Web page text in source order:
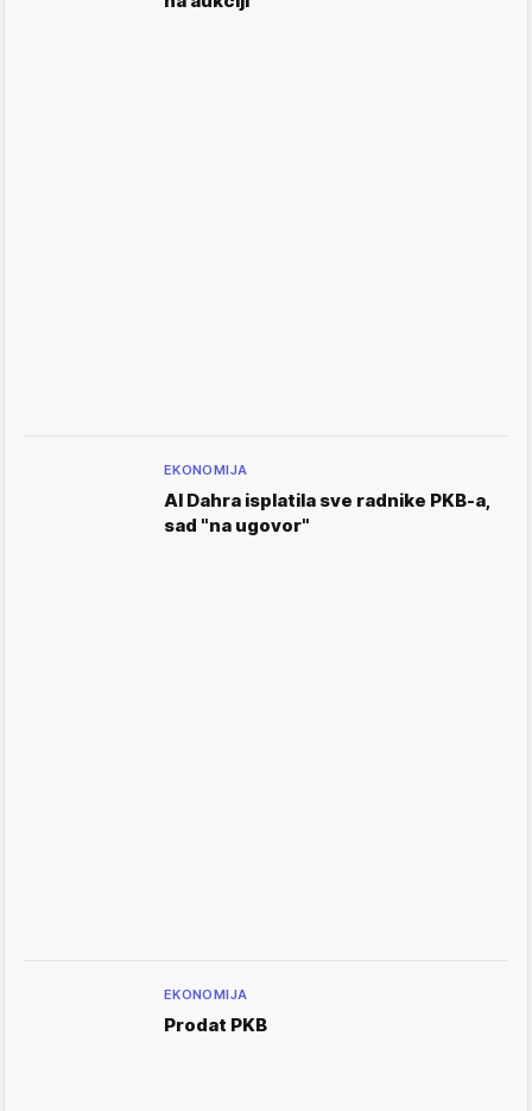
EKONOMIJA
Al Dahra isplatila sve radnike PKB-a,
sad "na ugovor"
EKONOMIJA
Prodat PKB